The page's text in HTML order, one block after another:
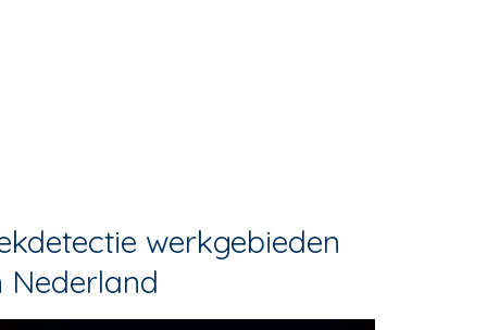
werkgebieden
Nederland